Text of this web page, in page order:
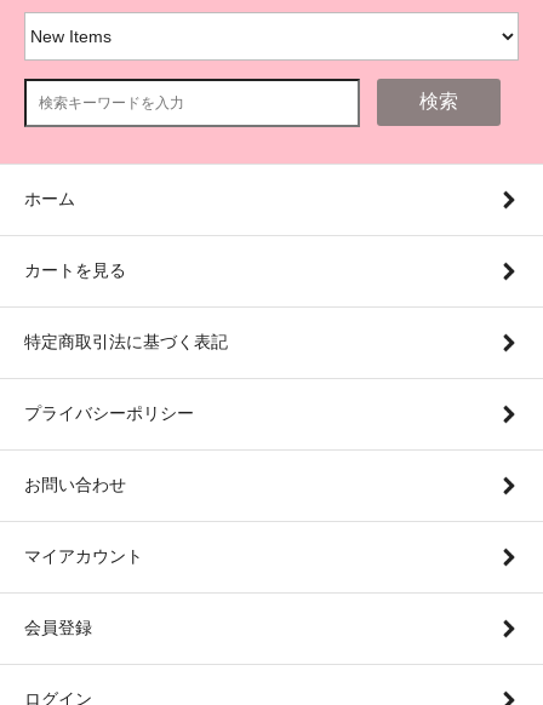
検索
ホーム
カートを見る
特定商取引法に基づく表記
プライバシーポリシー
お問い合わせ
マイアカウント
会員登録
ログイン